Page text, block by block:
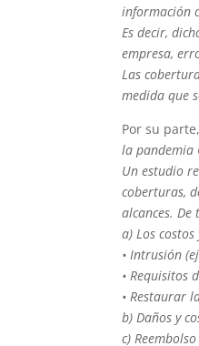
información
Es decir,
empresa,
Las
medida que
Por su
la pandemia
Un estudio
coberturas,
alcances.
a) Los
• Intrusión
• Requisitos
• Restaurar
b) Daños y
c)